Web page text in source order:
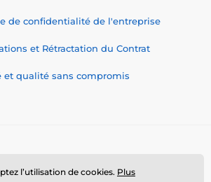
de confidentialité de l'entreprise
et Rétractation du Contrat
et qualité sans compromis
l’utilisation de cookies. Plus